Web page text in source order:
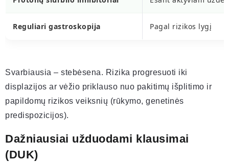
Reguliari gastroskopija Pagal rizikos lygį
Svarbiausia – stebėsena. Rizika progresuoti iki
displazijos ar vėžio priklauso nuo pakitimų išplitimo ir
papildomų rizikos veiksnių (rūkymo, genetinės
predispozicijos).
Dažniausiai užduodami klausimai
(DUK)